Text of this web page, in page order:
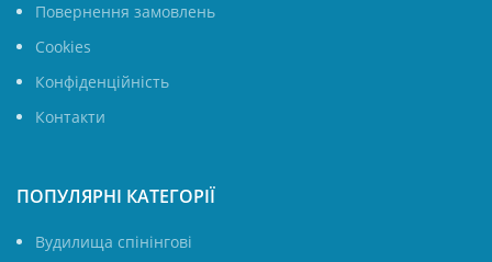
Повернення замовлень
Cookies
Конфіденційність
Контакти
ПОПУЛЯРНІ КАТЕГОРІЇ
Вудилища спінінгові